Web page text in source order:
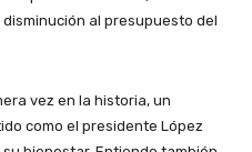
al presupuesto del
vez en la historia, un
como el presidente López